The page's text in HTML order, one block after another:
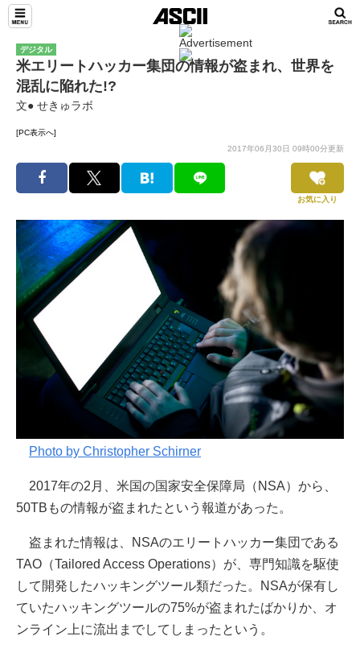
デジタル
米エリートハッカー集団の情報が盗まれ、世界を
混乱に陥れた!?
文● せきゅラボ
[PC表示へ]
2017年06月30日 09時00分更新
お気に入り
Photo by Christopher Schirner
2017年の2月、米国の国家安全保障局（NSA）から、
50TBもの情報が盗まれたという報道があった。
盗まれた情報は、NSAのエリートハッカー集団である
TAO（Tailored Access Operations）が、専門知識を駆使
して開発したハッキングツール類だった。NSAが保有し
ていたハッキングツールの75%が盗まれたばかりか、オ
ンライン上に流出までしてしまったという。